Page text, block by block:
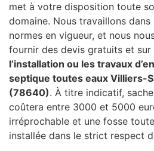
met à votre disposition toute
domaine. Nous travaillons
normes en vigueur, et nous
fournir des devis gratuits et sur
l’installation ou les travaux
septique toutes eaux Villiers-
(78640). À titre indicatif,
coûtera entre 3000 et 5000
irréprochable et une fosse
installée dans le strict respect